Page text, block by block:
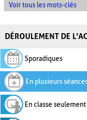
Voir tous les mots-clés
DÉROULEMENT DE
Sporadiques
En plusieurs
En classe seulement